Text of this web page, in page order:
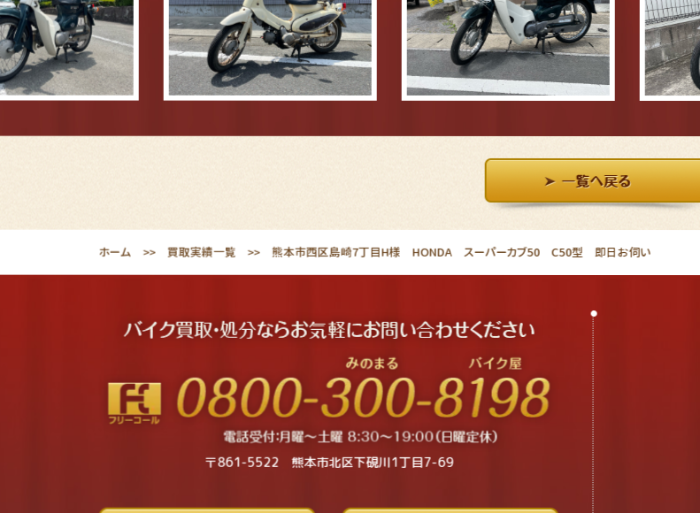
ホーム 買取実績一覧 熊本市西区島崎7丁目H様 HONDA スーパーカブ50 C50型 即日お伺い
〒861-5522 熊本市北区下硯川1丁目7-69